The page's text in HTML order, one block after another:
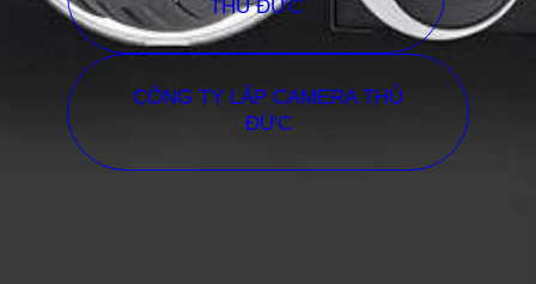
THỦ ĐỨC
CÔNG TY LẮP CAMERA THỦ
ĐỨC